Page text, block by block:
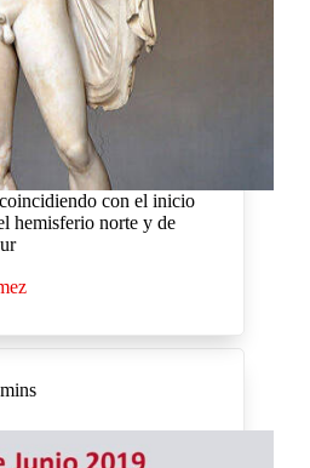
con el inicio
hemisferio norte y de